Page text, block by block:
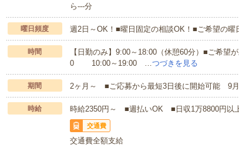
ら---分
曜日頻度 週2日～OK！■曜日固定の相談OK！■ご希望の曜
時間
【日勤のみ】9:00～18:00（休憩60分）■ご希望
0 10:00～19:00 … つづきを見る
期間 2ヶ月～ ■ご応募から最短3日後に開始可能 9月
時給 時給2350円～ ■週払いOK ■日収1万8800円以
交通費
交通費全額支給